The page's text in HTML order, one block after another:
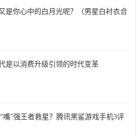
是你心中的白月光呢？（男星白衬衣合
是以消费升级引领的时代变革
嘴”强王者救星？腾讯黑鲨游戏手机3评